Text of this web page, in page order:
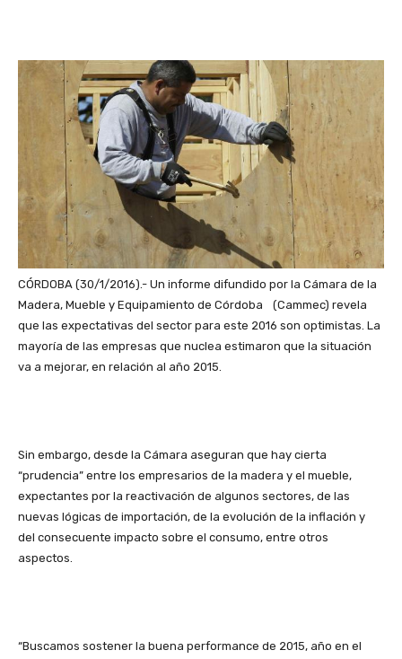
CÓRDOBA (30/1/2016).- Un informe difundido por la Cámara de la
Madera, Mueble y Equipamiento de Córdoba (Cammec) revela
que las expectativas del sector para este 2016 son optimistas. La
mayoría de las empresas que nuclea estimaron que la situación
va a mejorar, en relación al año 2015.
Sin embargo, desde la Cámara aseguran que hay cierta
“prudencia” entre los empresarios de la madera y el mueble,
expectantes por la reactivación de algunos sectores, de las
nuevas lógicas de importación, de la evolución de la inflación y
del consecuente impacto sobre el consumo, entre otros
aspectos.
“Buscamos sostener la buena performance de 2015, año en el